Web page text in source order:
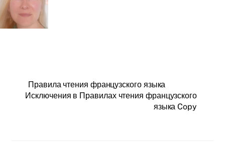
Правила чтения французского языка
Исключения в Правилах чтения французского
языка Copy